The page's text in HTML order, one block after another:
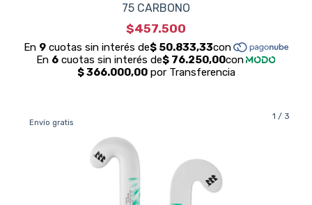
75 CARBONO
$457.500
1 / 3
Envío gratis